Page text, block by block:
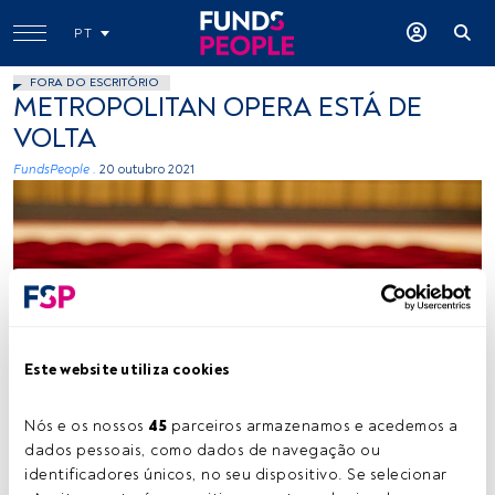
Este website utiliza cookies
Nós e os nossos 45 parceiros armazenamos e acedemos a
dados pessoais, como dados de navegação ou
identificadores únicos, no seu dispositivo. Se selecionar
PT
FORA DO ESCRITÓRIO
METROPOLITAN OPERA ESTÁ DE
VOLTA
FundsPeople . 20 outubro 2021
Créditos: Paolo Chiabrando (Unsplash)
Tempo de leitura:1 min.